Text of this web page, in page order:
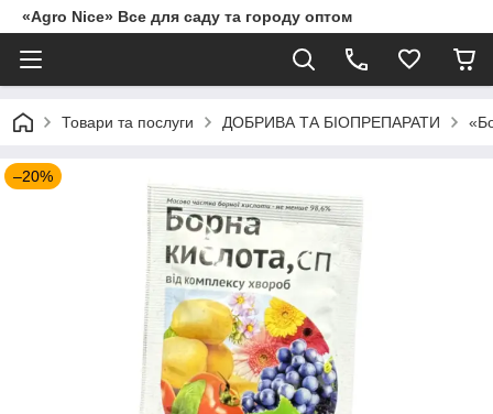
«Agro Nice» Все для саду та городу оптом
Товари та послуги ДОБРИВА ТА БІОПРЕПАРАТИ
–20%